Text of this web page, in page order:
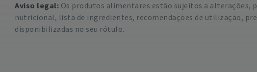
Aviso legal: Os produtos alimentares estão sujeitos a alterações,
nutricional, lista de ingredientes, recomendações de utilização,
disponibilizadas no seu rótulo.